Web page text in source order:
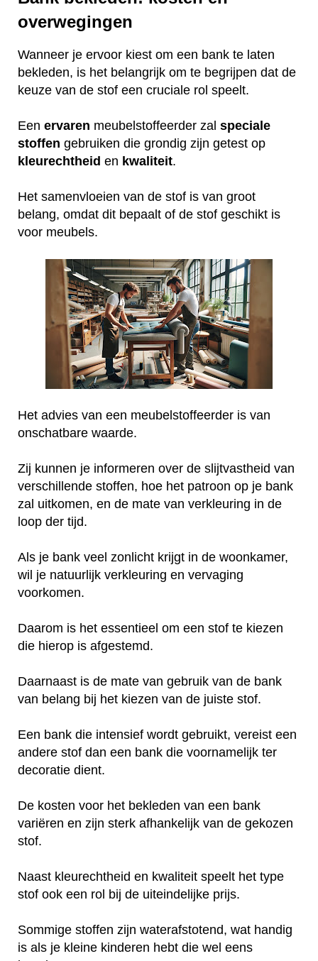
overwegingen
Wanneer je ervoor kiest om een bank te laten
bekleden, is het belangrijk om te begrijpen dat de
keuze van de stof een cruciale rol speelt.
Een ervaren meubelstoffeerder zal speciale
stoffen gebruiken die grondig zijn getest op
kleurechtheid en kwaliteit.
Het samenvloeien van de stof is van groot
belang, omdat dit bepaalt of de stof geschikt is
voor meubels.
Het advies van een meubelstoffeerder is van
onschatbare waarde.
Zij kunnen je informeren over de slijtvastheid van
verschillende stoffen, hoe het patroon op je bank
zal uitkomen, en de mate van verkleuring in de
loop der tijd.
Als je bank veel zonlicht krijgt in de woonkamer,
wil je natuurlijk verkleuring en vervaging
voorkomen.
Daarom is het essentieel om een stof te kiezen
die hierop is afgestemd.
Daarnaast is de mate van gebruik van de bank
van belang bij het kiezen van de juiste stof.
Een bank die intensief wordt gebruikt, vereist een
andere stof dan een bank die voornamelijk ter
decoratie dient.
De kosten voor het bekleden van een bank
variëren en zijn sterk afhankelijk van de gekozen
stof.
Naast kleurechtheid en kwaliteit speelt het type
stof ook een rol bij de uiteindelijke prijs.
Sommige stoffen zijn waterafstotend, wat handig
is als je kleine kinderen hebt die wel eens